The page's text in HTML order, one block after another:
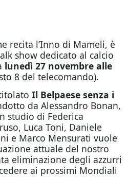
recita l’Inno di Mameli, è
show dedicato al calcio
lunedì 27 novembre alle
8 del telecomando).
Il Belpaese senza i
da Alessandro Bonan,
studio di Federica
Luca Toni, Daniele
e Marco Mensurati vuole
attuale del nostro
eliminazione degli azzurri
ai prossimi Mondiali